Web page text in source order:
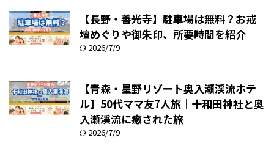
【長野・善光寺】駐車場は無料？お戒
壇めぐりや御朱印、所要時間を紹介
2026/7/9
【青森・星野リゾート奥入瀬渓流ホテ
ル】50代ママ友7人旅｜十和田神社と奥
入瀬渓流に癒された旅
2026/7/9